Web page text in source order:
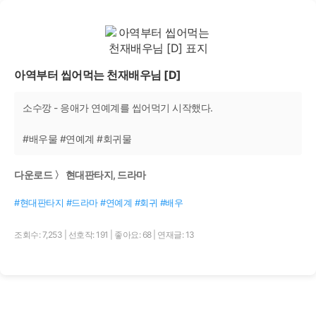
아역부터 씹어먹는 천재배우님 [D]
소수깡 - 응애가 연예계를 씹어먹기 시작했다.
#배우물 #연예계 #회귀물
다운로드 〉 현대판타지, 드라마
#현대판타지 #드라마 #연예계 #회귀 #배우
조회수: 7,253 선호작: 191 좋아요: 68 연재글: 13